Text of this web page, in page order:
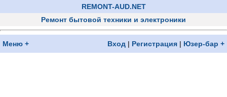
REMONT-AUD.NET
Ремонт бытовой техники и электроники
Меню + Вход | Регистрация | Юзер-бар +